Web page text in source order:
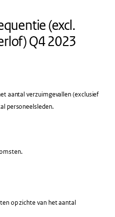
(excl.
Q4 2023
aantal verzuimgevallen (exclusief
personeelsleden.
op zichte van het aantal